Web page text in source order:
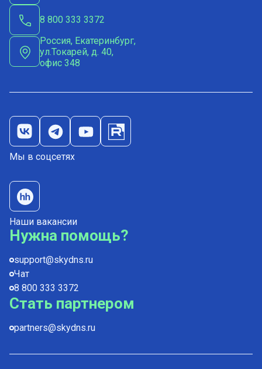
8 800 333 3372
Россия, Екатеринбург,
ул.Токарей, д. 40,
офис 348
Нужна помощь?
support@skydns.ru
Чат
8 800 333 3372
Стать партнером
partners@skydns.ru
Мы в соцсетях
Наши вакансии